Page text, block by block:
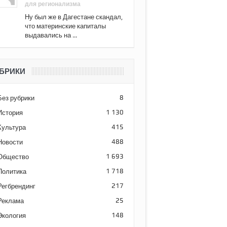
для регионализма
Ну был же в Дагестане скандал,
что материнские капиталы
выдавались на ...
рубрики 8
1 130
415
488
1 693
1 718
217
25
148